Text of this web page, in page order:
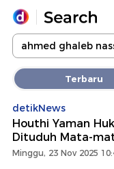
Yang sedang ramai
Loading...
Promoted
Terakhir yang dicari
Terbaru
detikNews
Houthi Yaman
Dituduh Mata-
Minggu, 23 Nov 2025